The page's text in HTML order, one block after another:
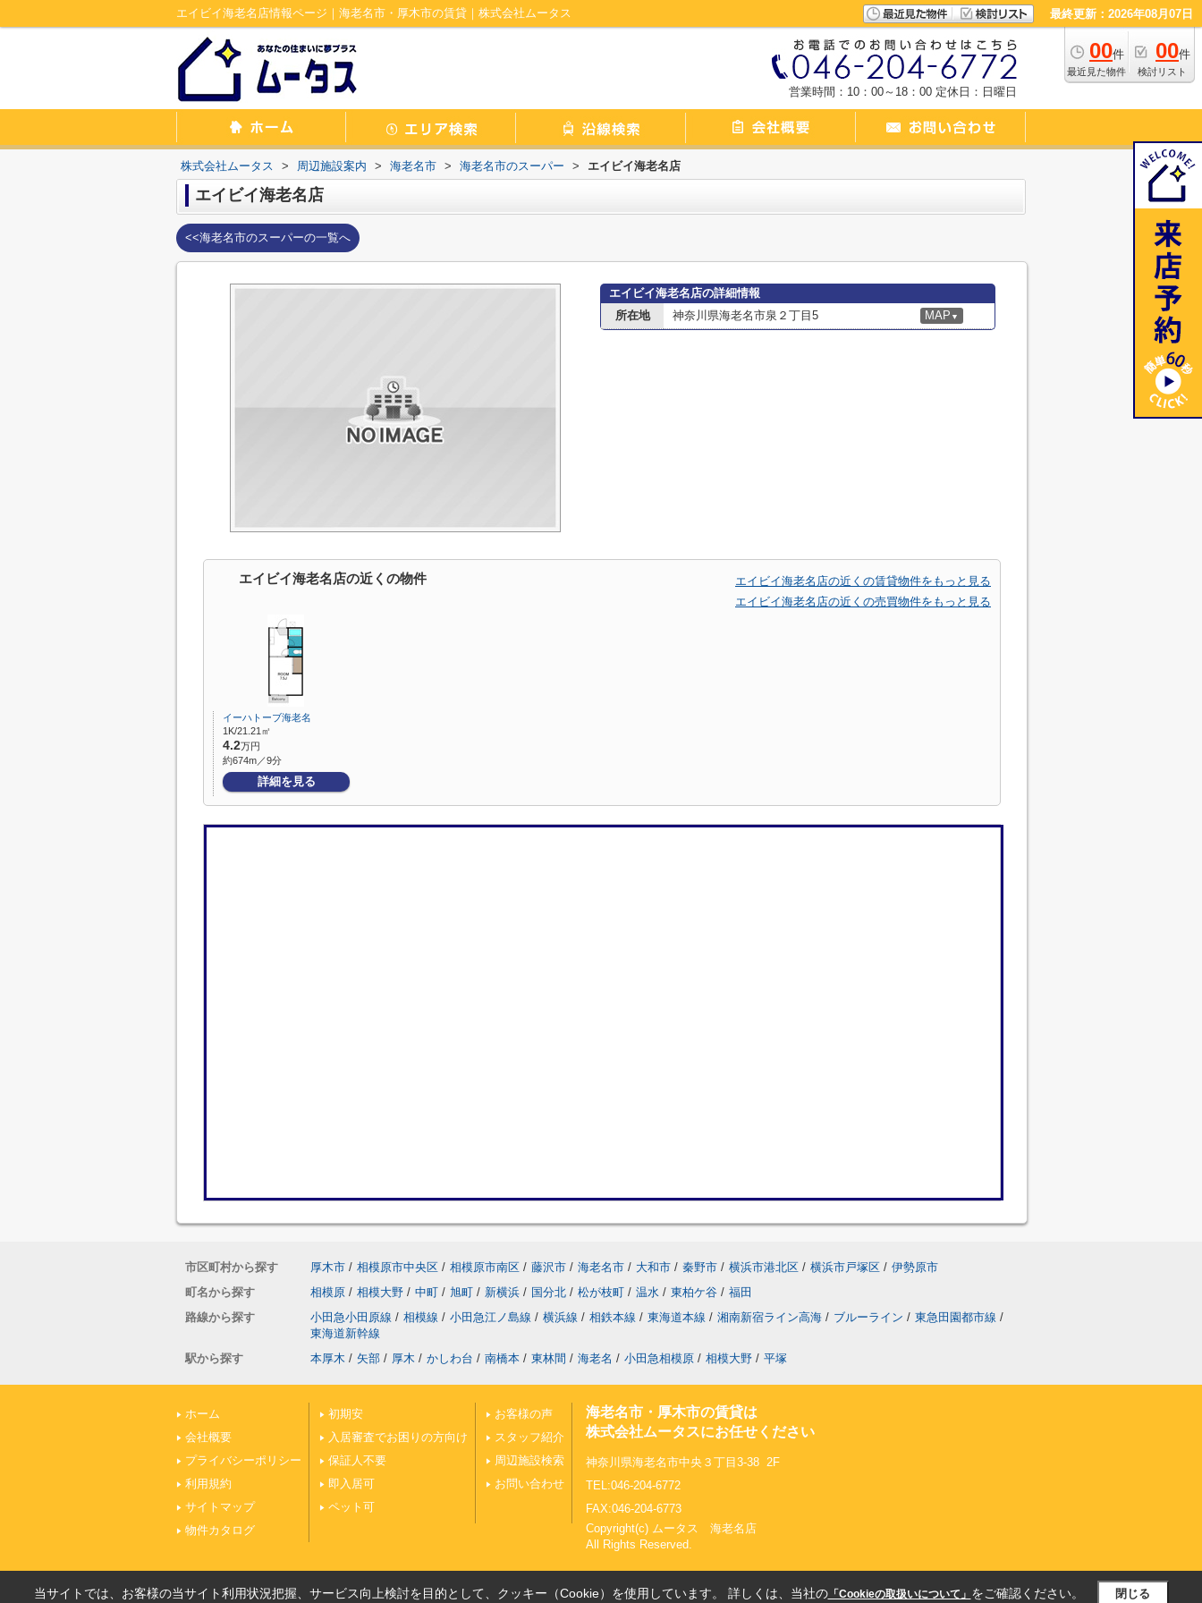
エイビイ海老名店情報ページ｜海老名市・厚木市の賃貸｜株式会社ムータス 最終更新：2026年08月07日
00件
最近見た物件
00件
検討リスト
営業時間：10：00～18：00 定休日：日曜日
株式会社ムータス > 周辺施設案内 > 海老名市 > 海老名市のスーパー > エイビイ海老名店
エイビイ海老名店
<<海老名市のスーパーの一覧へ
エイビイ海老名店の詳細情報
所在地
神奈川県海老名市泉２丁目5 MAP ▼
エイビイ海老名店の近くの物件
エイビイ海老名店の近くの賃貸物件をもっと見る
エイビイ海老名店の近くの売買物件をもっと見る
イーハトーブ海老名
1K/21.21㎡
4.2万円
約674m／9分
詳細を見る
市区町村から探す 厚木市 / 相模原市中央区 / 相模原市南区 / 藤沢市 / 海老名市 / 大和市 / 秦野市 / 横浜市港北区 / 横浜市戸塚区 / 伊勢原市
町名から探す
相模原 / 相模大野 / 中町 / 旭町 / 新横浜 / 国分北 / 松が枝町 / 温水 / 東柏ケ谷 / 福田
路線から探す
小田急小田原線 / 相模線 / 小田急江ノ島線 / 横浜線 / 相鉄本線 / 東海道本線 / 湘南新宿ライン高海 / ブルーライン / 東急田園都市線 /
東海道新幹線
駅から探す
本厚木 / 矢部 / 厚木 / かしわ台 / 南橋本 / 東林間 / 海老名 / 小田急相模原 / 相模大野 / 平塚
ホーム
会社概要
プライバシーポリシー
利用規約
サイトマップ
物件カタログ
初期安
入居審査でお困りの方向け
保証人不要
即入居可
ペット可
お客様の声
スタッフ紹介
周辺施設検索
お問い合わせ
海老名市・厚木市の賃貸は
株式会社ムータスにお任せください
神奈川県海老名市中央３丁目3-38 2F
TEL:046-204-6772
FAX:046-204-6773
Copyright(c) ムータス 海老名店
All Rights Reserved.
当サイトでは、お客様の当サイト利用状況把握、サービス向上検討を目的として、クッキー（Cookie）を使用しています。 詳しくは、当社の「Cookieの取扱いについて」 をご確認ください。 閉じる